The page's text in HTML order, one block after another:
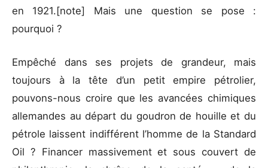
en 1921.[note] Mais une question se pose :
pourquoi ?
Empêché dans ses projets de grandeur, mais
toujours à la tête d’un petit empire pétrolier,
pouvons-nous croire que les avancées chimiques
allemandes au départ du goudron de houille et du
pétrole laissent indifférent l’homme de la Standard
Oil ? Financer massivement et sous couvert de